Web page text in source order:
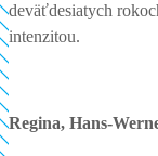
deväťdesiatych
intenzitou.
Regina, Hans-